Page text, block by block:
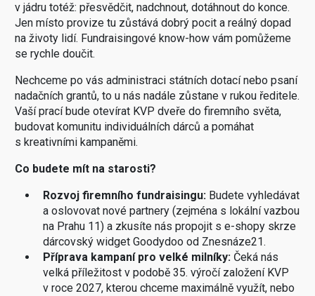
v jádru totéž: přesvědčit, nadchnout, dotáhnout do konce.
Jen místo provize tu zůstává dobrý pocit a reálný dopad
na životy lidí. Fundraisingové know-how vám pomůžeme
se rychle doučit.
Nechceme po vás administraci státních dotací nebo psaní
nadačních grantů, to u nás nadále zůstane v rukou ředitele.
Vaší prací bude otevírat KVP dveře do firemního světa,
budovat komunitu individuálních dárců a pomáhat
s kreativními kampaněmi.
Co budete mít na starosti?
Rozvoj firemního fundraisingu:Budete vyhledávat
a oslovovat nové partnery (zejména s lokální vazbou
na Prahu 11) a zkusíte nás propojit s e-shopy skrze
dárcovský widget Goodydoo od Znesnáze21.
Příprava kampaní pro velké milníky:Čeká nás
velká příležitost v podobě 35. výročí založení KVP
v roce 2027, kterou chceme maximálně využít, nebo